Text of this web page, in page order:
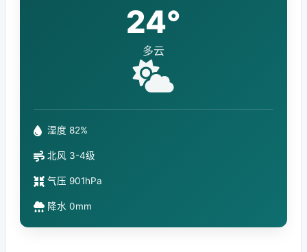
24°
多云
湿度 82%
北风 3-4级
气压 901hPa
降水 0mm